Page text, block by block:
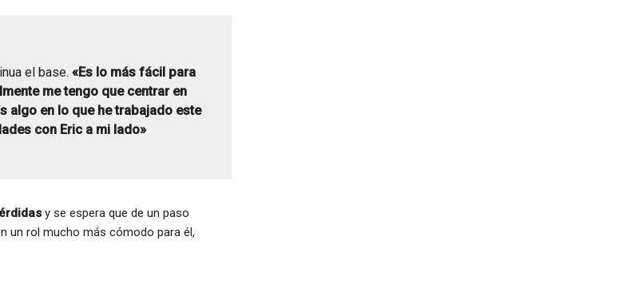
el base. «Es lo más fácil para
me tengo que centrar en
algo en lo que he trabajado este
con Eric a mi lado»
y se espera que de un paso
un rol mucho más cómodo para él,